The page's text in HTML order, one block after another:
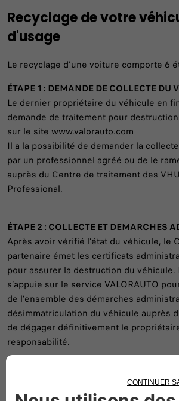
Recyclage de votre
d'usage
Le recyclage d'une voiture comporte 6
ÉTAPE 1 : DEMANDE DE COLLECTE DU
Le dernier propriétaire du véhicule en
demande de traitement pour
sur le site www.valorauto.com
Il a la possibilité de demander la
par un professionnel agréé ou de le
auprès du Centre de traitement des
Professional.
ÉTAPE 2 : COLLECTE ET DEMARCHES
Après avoir vérifié l’état du véhicule, le
partenaire émet les certificats
pour assurer la destruction du véhicule.
s’appuie sur le service VALORAUTO
de l’ensemble des démarches
désimmatriculation du véhicule auprès
de dégager définitivement le
responsabilité.
ÉTAPE 3 : PRÉTRAITEMENT ET
La batterie (y compris la batterie de